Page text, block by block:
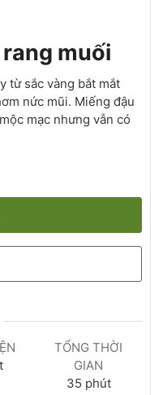
muối
từ sắc vàng bắt mắt
nức mũi. Miếng đậu
mạc nhưng vẫn có
TỔNG THỜI
GIAN
35 phút